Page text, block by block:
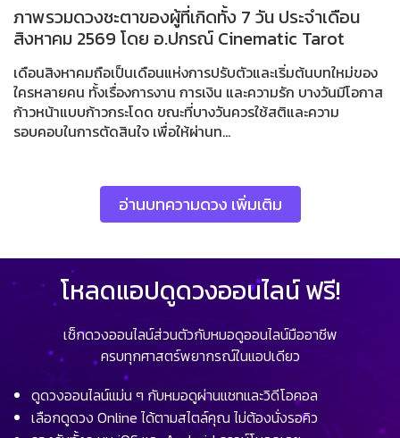
ภาพรวมดวงชะตาของผู้ที่เกิดทั้ง 7 วัน ประจำเดือน
สิงหาคม 2569 โดย อ.ปกรณ์ Cinematic Tarot
เดือนสิงหาคมถือเป็นเดือนแห่งการปรับตัวและเริ่มต้นบทใหม่ของ
ใครหลายคน ทั้งเรื่องการงาน การเงิน และความรัก บางวันมีโอกาส
ก้าวหน้าแบบก้าวกระโดด ขณะที่บางวันควรใช้สติและความ
รอบคอบในการตัดสินใจ เพื่อให้ผ่านท...
อ่านบทความดวง เพิ่มเติม
โหลดแอปดูดวงออนไลน์ ฟรี!
เช็กดวงออนไลน์ส่วนตัวกับหมอดูออนไลน์มืออาชีพ
ครบทุกศาสตร์พยากรณ์ในแอปเดียว
ดูดวงออนไลน์แม่น ๆ กับหมอดูผ่านแชทและวิดีโอคอล
เลือกดูดวง Online ได้ตามสไตล์คุณ ไม่ต้องนั่งรอคิว